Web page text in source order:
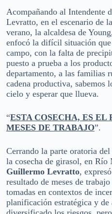
Acompañando al Intendente
Levratto, en el escenario de
verano, la alcaldesa de
enfocó la difícil situación que
campo, con la falta de
puesto a prueba a los
departamento, a las familias
cadena productiva, sabemos
cielo y esperar que llueva.
“ESTA COSECHA, ES EL
MESES DE TRABAJO”.
Cerrando la parte oratoria
la cosecha de girasol, en Río
Guillermo Levratto,
resultado de meses de
tomadas en contextos de
planificación estratégica y de